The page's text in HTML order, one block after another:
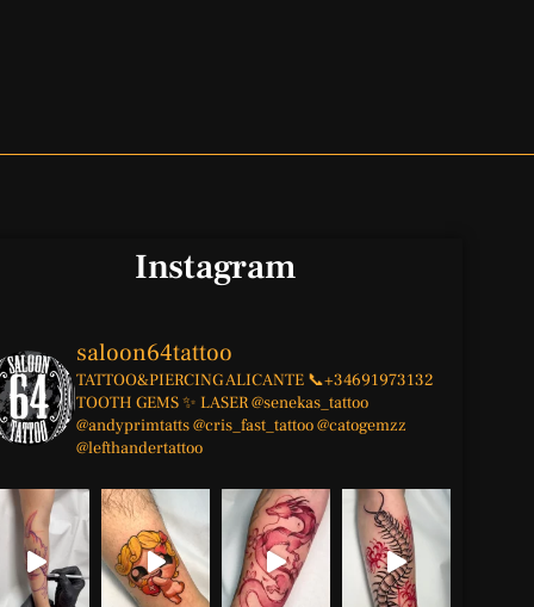
Instagram
saloon64tattoo
TATTOO&PIERCINGALICANTE 📞+34691973132
TOOTH GEMS ✨ LASER@senekas_tattoo
@andyprimtatts@cris_fast_tattoo@catogemzz
@lefthandertattoo